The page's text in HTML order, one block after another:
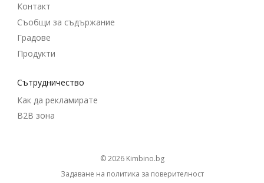
Контакт
Съобщи за съдържание
Градове
Продукти
Cътрудничество
Как да рекламирате
B2B зона
© 2026 kimbino.bg
Задаване на политика за поверителност